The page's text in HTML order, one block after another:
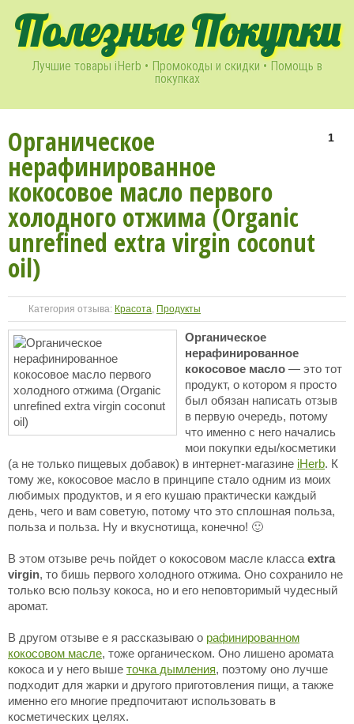
Полезные Покупки
Лучшие товары iHerb • Промокоды и скидки • Помощь в
покупках
1
Органическое
нерафинированное
кокосовое масло первого
холодного отжима (Organic
unrefined extra virgin coconut
oil)
Категория отзыва: Красота, Продукты
Органическое
нерафинированное
кокосовое масло — это тот
продукт, о котором я просто
был обязан написать отзыв
в первую очередь, потому
что именно с него начались
мои покупки еды/косметики
(а не только пищевых добавок) в интернет-магазине iHerb. К
тому же, кокосовое масло в принципе стало одним из моих
любимых продуктов, и я его кушаю практически каждый
день, чего и вам советую, потому что это сплошная польза,
польза и польза. Ну и вкуснотища, конечно! 🙂
В этом отзыве речь пойдет о кокосовом масле класса extra
virgin, то бишь первого холодного отжима. Оно сохранило не
только всю пользу кокоса, но и его неповторимый чудесный
аромат.
В другом отзыве е я рассказываю о рафинированном
кокосовом масле, тоже органическом. Оно лишено аромата
кокоса и у него выше точка дымления, поэтому оно лучше
подходит для жарки и другого приготовления пищи, а также
именно его многие предпочитают использовать в
косметических целях.